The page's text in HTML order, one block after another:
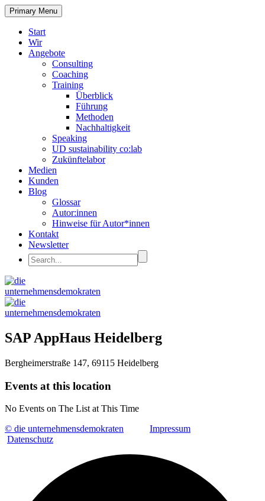
Primary Menu
Start
Wir
Angebote
Consulting
Coaching
Training
Überblick
Führung
Methoden
Nachhaltigkeit
Speaking
UD sustainability co:lab
Zukünftelabor
Medien
Kunden
Blog
Glossar
Autor:innen
Hinweise für Autor*innen
Kontakt
Newsletter
SAP AppHaus Heidelberg
Bergheimerstraße 147, 69115 Heidelberg
Events at this location
No Events on The List at This Time
© die unternehmensdemokraten
Impressum
Datenschutz